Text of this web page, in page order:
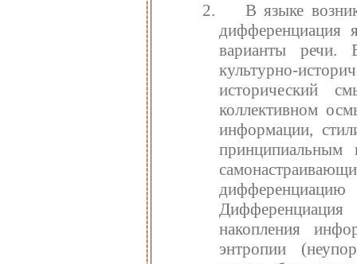
В языке
дифференциация
варианты речи.
культурно-
исторический
коллективном
информации,
принципиальным
дифференциацию
Дифференциация
накопления
энтропии